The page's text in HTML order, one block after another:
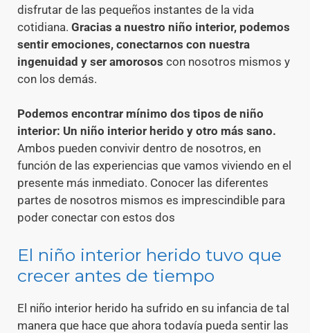
disfrutar de las pequeños instantes de la vida
cotidiana. Gracias a nuestro niño interior, podemos
sentir emociones, conectarnos con nuestra
ingenuidad y ser amorosos con nosotros mismos y
con los demás.
Podemos encontrar mínimo dos tipos de niño
interior: Un niño interior herido y otro más sano.
Ambos pueden convivir dentro de nosotros, en
función de las experiencias que vamos viviendo en el
presente más inmediato. Conocer las diferentes
partes de nosotros mismos es imprescindible para
poder conectar con estos dos
El niño interior herido tuvo que
crecer antes de tiempo
El niño interior herido ha sufrido en su infancia de tal
manera que hace que ahora todavía pueda sentir las